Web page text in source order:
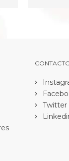
Twitter